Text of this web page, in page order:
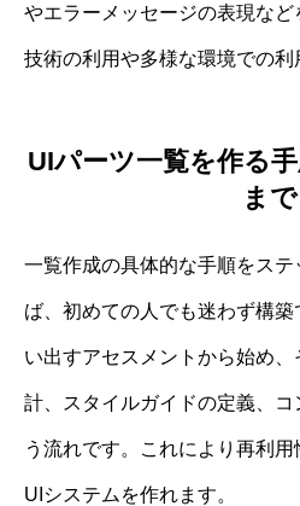
やエラーメッセージの表現な
技術の利用や多様な環境での利
UIパーツ一覧を作る
まで
一覧作成の具体的な手順をス
ば、初めての人でも迷わず構
い出すアセスメントから始め
計、スタイルガイドの定義、
う流れです。これにより再利
UIシステムを作れます。